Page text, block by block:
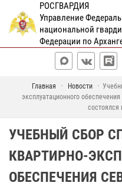
РОСГВАРДИЯ
Управление
национальной
Федерации по
Главная Новости
эксплуатационного
состоялся
УЧЕБНЫЙ СБОР
КВАРТИРНО-
ОБЕСПЕЧЕНИЯ